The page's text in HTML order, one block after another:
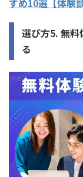
すめ10選【体験
選び方5. 無料
る